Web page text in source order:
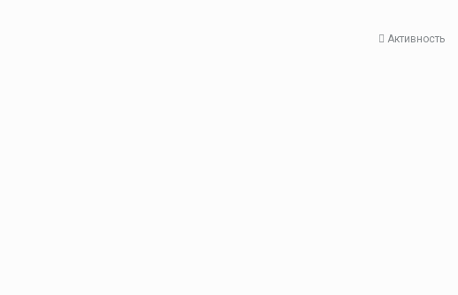
Активность